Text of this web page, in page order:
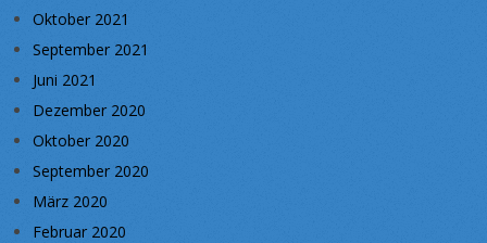
Oktober 2021
September 2021
Juni 2021
Dezember 2020
Oktober 2020
September 2020
März 2020
Februar 2020